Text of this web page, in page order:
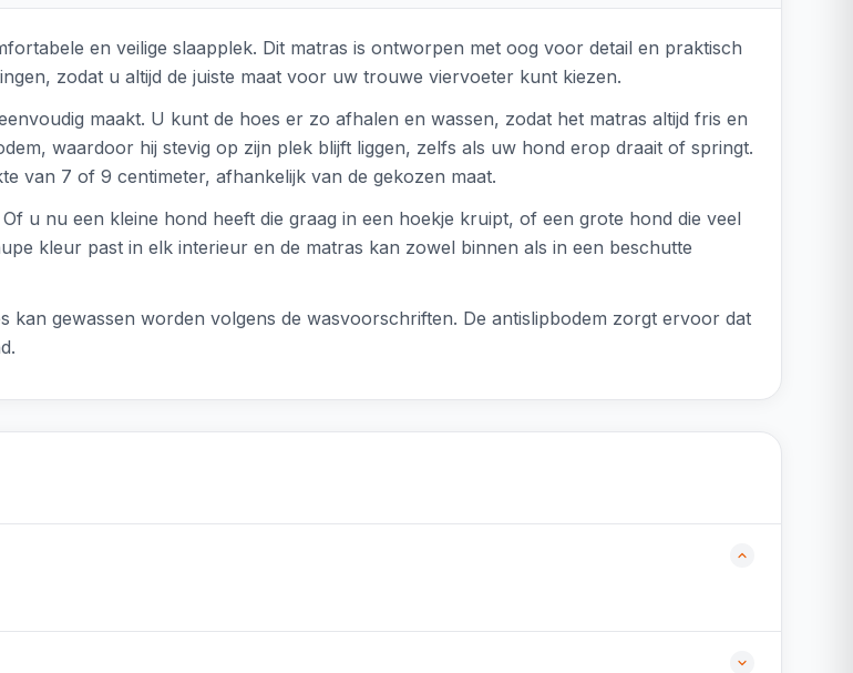
en veilige slaapplek. Dit matras is ontworpen met oog voor detail en praktisch
zodat u altijd de juiste maat voor uw trouwe viervoeter kunt kiezen.
maakt. U kunt de hoes er zo afhalen en wassen, zodat het matras altijd fris en
waardoor hij stevig op zijn plek blijft liggen, zelfs als uw hond erop draait of springt.
van 7 of 9 centimeter, afhankelijk van de gekozen maat.
u nu een kleine hond heeft die graag in een hoekje kruipt, of een grote hond die veel
kleur past in elk interieur en de matras kan zowel binnen als in een beschutte
kan gewassen worden volgens de wasvoorschriften. De antislipbodem zorgt ervoor dat